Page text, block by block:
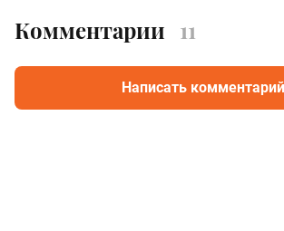
Комментарии 11
Написать комментарий